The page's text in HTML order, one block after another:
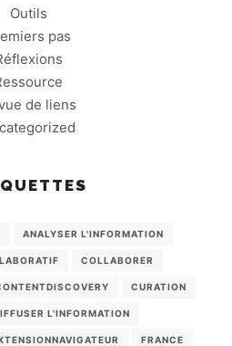
Outils
pas
de liens
ANALYSER L'INFORMATION
COLLABORER
CURATION
L'INFORMATION
FRANCE